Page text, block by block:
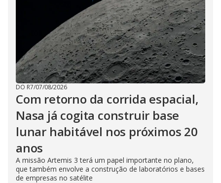
DO R7/07/08/2026
Com retorno da corrida espacial,
Nasa já cogita construir base
lunar habitável nos próximos 20
anos
A missão Artemis 3 terá um papel importante no plano,
que também envolve a construção de laboratórios e bases
de empresas no satélite